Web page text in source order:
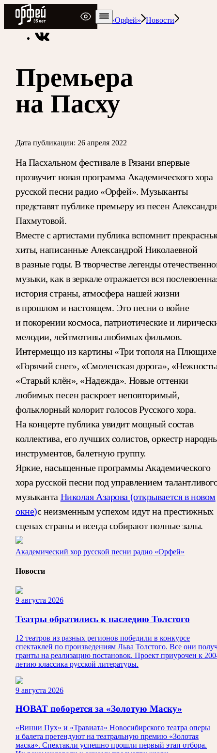
Радио Орфей
Радио классической музыки «Орфей»
Новости
Премьера
на Пасху
Дата публикации: 26 апреля 2022
На Пасхальном фестивале в Рязани впервые
прозвучит новая программа Академического хора
русской песни радио «Орфей». Музыканты
представят публике премьеру из песен
Пахмутовой.
Вместе с артистами публика вспомнит
хиты, написанные Александрой Николаевной
в разные годы. В творчестве легенды
музыки, как в зеркале отражается вся
история страны, атмосфера нашей жизни
в прошлом и настоящем. Это песни о войне
и покорении космоса, патриотические и
мелодии, лейтмотивы любимых фильмов.
Интермеццо из картины «Три тополя на
«Горячий снег», «Смоленская дорога»,
«Старый клён», «Надежда». Новые оттенки
любимых песен раскроет неповторимый,
фольклорный колорит голосов Русского хора.
На концерте публика увидит мощный состав
коллектива, его лучших солистов, оркестр
инструментов, балетную группу.
Яркие, насыщенные программы Академического
хора русской песни под управлением
музыканта Николая Азарова (открывается в новом
окне)с неизменным успехом идут на престижных
сценах страны и всегда собирают полные залы.
Академический хор русской песни радио «Орфей»
Новости
9 августа 2026
Театры обратились к наследию Толстого
12 театров из разных регионов победили в конкурсе
спектаклей по произведениям Льва Толстого. Все они
гранты на реализацию постановок. Проект приурочен к
летию классика русской литературы.
9 августа 2026
НОВАТ поборется за «Золотую Маску»
«Винни Пух» и «Травиата» Новосибирского театра оперы
и балета претендуют на театральную премию «Золотая
маска». Спектакли успешно прошли первый этап отбора.